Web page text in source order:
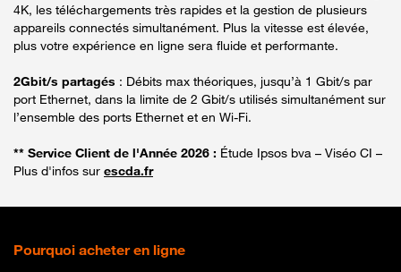
4K, les téléchargements très rapides et la gestion de plusieurs
appareils connectés simultanément. Plus la vitesse est élevée,
plus votre expérience en ligne sera fluide et performante.
2Gbit/s partagés : Débits max théoriques, jusqu’à 1 Gbit/s par
port Ethernet, dans la limite de 2 Gbit/s utilisés simultanément sur
l’ensemble des ports Ethernet et en Wi-Fi.
** Service Client de l'Année 2026 : Étude Ipsos bva – Viséo CI –
Plus d'infos sur escda.fr
Pourquoi acheter en ligne